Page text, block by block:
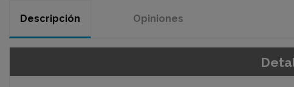
Descripción Opiniones